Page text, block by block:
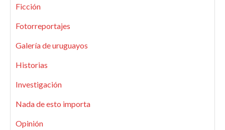
Ficción
Fotorreportajes
Galería de uruguayos
Historias
Investigación
Nada de esto importa
Opinión